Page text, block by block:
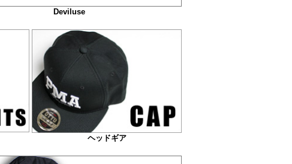
Deviluse
ヘッドギア